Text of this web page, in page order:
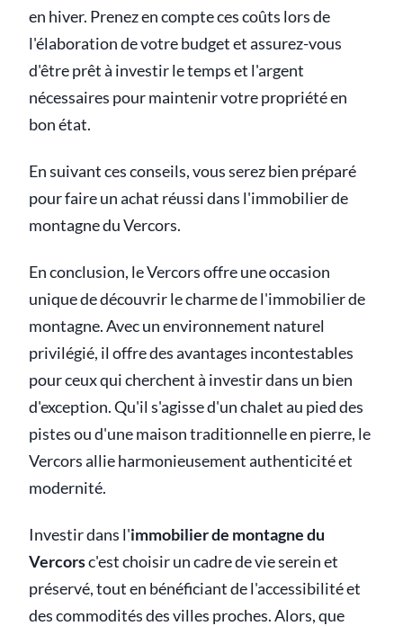
en hiver. Prenez en compte ces coûts lors de
l'élaboration de votre budget et assurez-vous
d'être prêt à investir le temps et l'argent
nécessaires pour maintenir votre propriété en
bon état.
En suivant ces conseils, vous serez bien préparé
pour faire un achat réussi dans l'immobilier de
montagne du Vercors.
En conclusion, le Vercors offre une occasion
unique de découvrir le charme de l'immobilier de
montagne. Avec un environnement naturel
privilégié, il offre des avantages incontestables
pour ceux qui cherchent à investir dans un bien
d'exception. Qu'il s'agisse d'un chalet au pied des
pistes ou d'une maison traditionnelle en pierre, le
Vercors allie harmonieusement authenticité et
modernité.
Investir dans l'immobilier de montagne du
Vercorsc'est choisir un cadre de vie serein et
préservé, tout en bénéficiant de l'accessibilité et
des commodités des villes proches. Alors, que